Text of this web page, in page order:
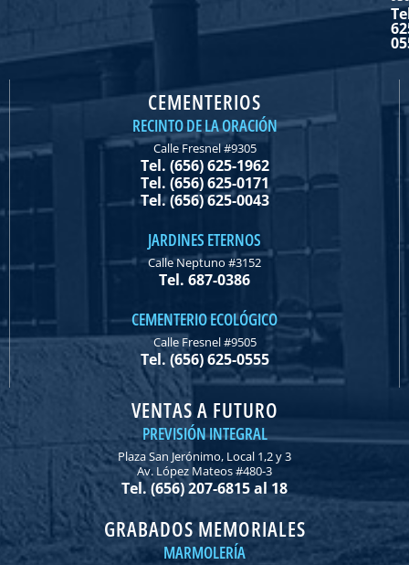
CEMENTERIOS
RECINTO DE LA ORACIÓN
Calle Fresnel #9305
Tel. (656) 625-1962
Tel. (656) 625-0171
Tel. (656) 625-0043
JARDINES ETERNOS
Calle Neptuno #3152
Tel. 687-0386
CEMENTERIO ECOLÓGICO
Calle Fresnel #9505
Tel. (656) 625-0555
VENTAS A FUTURO
PREVISIÓN INTEGRAL
Plaza San Jerónimo, Local 1,2 y 3
Av. López Mateos #480-3
Tel. (656) 207-6815 al 18
GRABADOS MEMORIALES
MARMOLERÍA